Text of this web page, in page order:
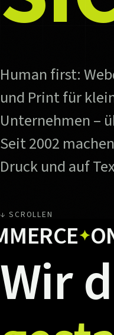
Human first:
und Print für
Unternehmen –
Seit 2002
Druck und auf
↓ SCROLLEN
✦
Wir